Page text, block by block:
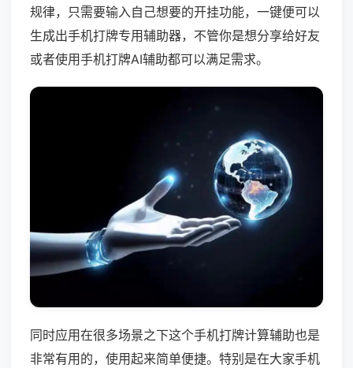
规律，只需要输入自己想要的开挂功能，一键便可以
生成出手机打牌专用辅助器，不管你是想分享给好友
或者使用手机打牌AI辅助都可以满足需求。
同时应用在很多场景之下这个手机打牌计算辅助也是
非常有用的，使用起来简单便捷。特别是在大家手机